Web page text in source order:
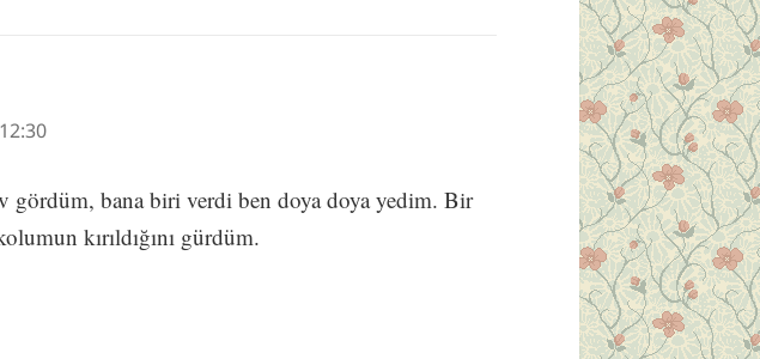
gördüm, bana biri verdi ben doya doya yedim. Bir
kırıldığını gürdüm.